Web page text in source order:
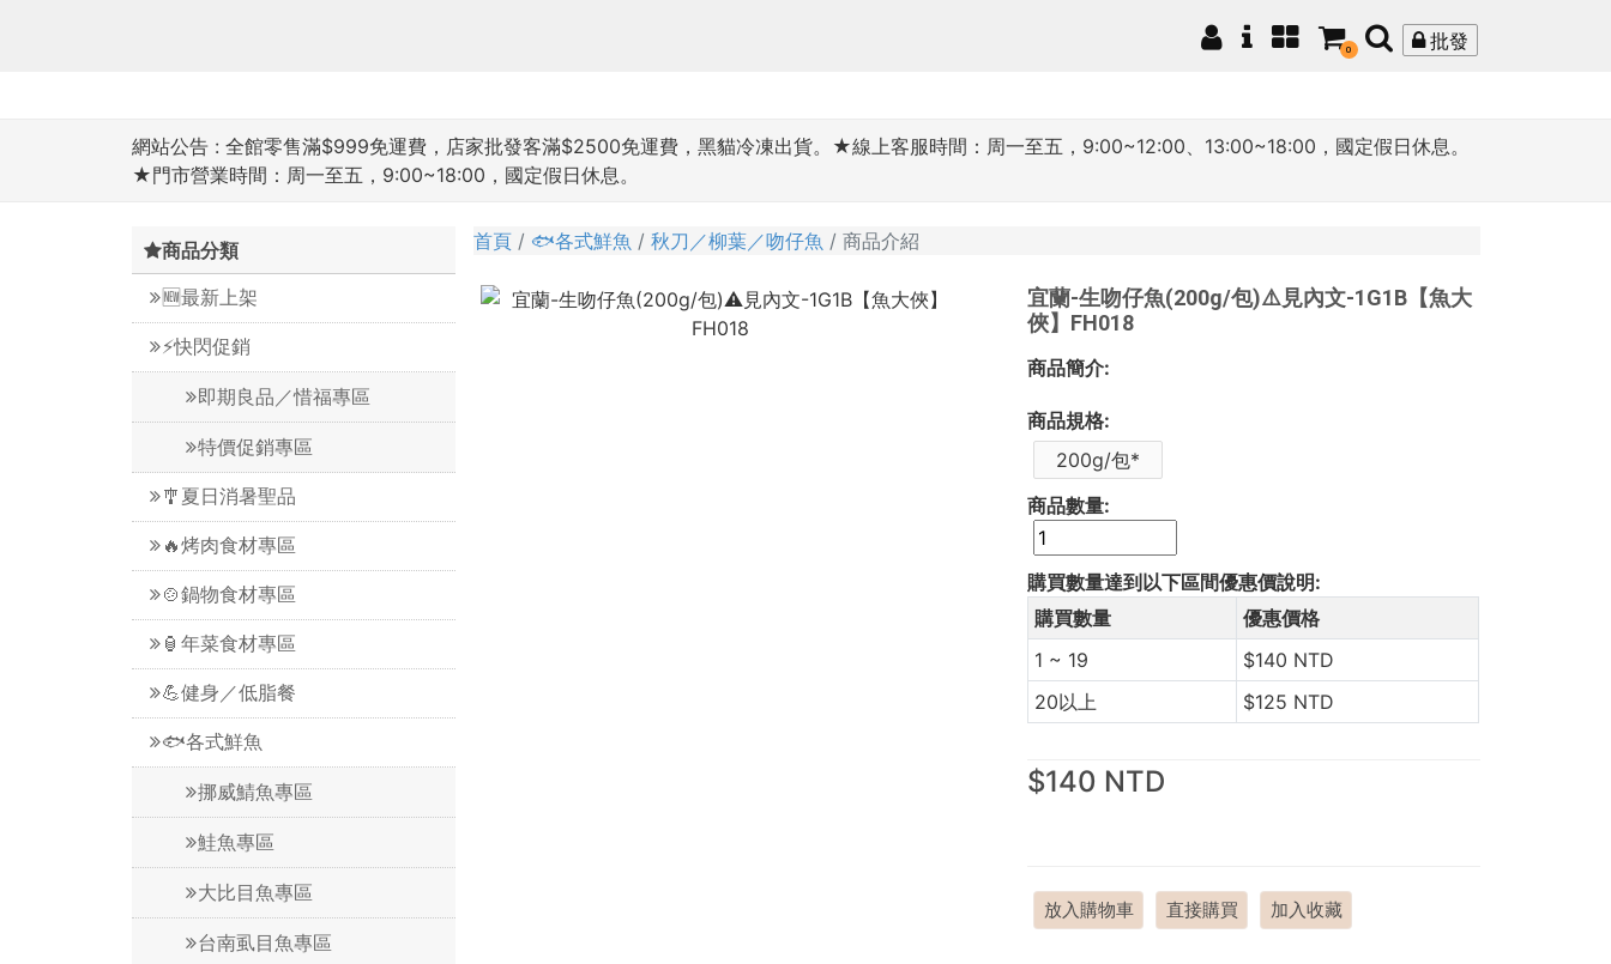
0 批發
網站公告 : 全館零售滿$999免運費，店家批發客滿$2500免運費，黑貓冷凍出貨。★線上客服時間：周一至五，9:00~12:00、13:00~18:00，國定假日休息。
★門市營業時間：周一至五，9:00~18:00，國定假日休息。
商品分類
🆕最新上架
⚡️快閃促銷
即期良品／惜福專區
特價促銷專區
🎐夏日消暑聖品
🔥烤肉食材專區
🍲鍋物食材專區
🏮年菜食材專區
💪健身／低脂餐
🐟各式鮮魚
挪威鯖魚專區
鮭魚專區
大比目魚專區
台南虱目魚專區
首頁 🐟各式鮮魚 秋刀／柳葉／吻仔魚 商品介紹
宜蘭-生吻仔魚(200g/包)⚠️見內文-1G1B【魚大
俠】FH018
商品簡介:
商品規格:
200g/包*
商品數量:
購買數量達到以下區間優惠價說明:
購買數量
優惠價格
1 ~ 19
$140 NTD
20以上
$125 NTD
$140 NTD
放入購物車 直接購買 加入收藏